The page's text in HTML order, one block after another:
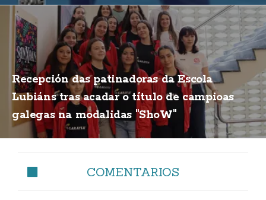
Recepción das patinadoras da Escola
Lubiáns tras acadar o título de campioas
galegas na modalidas "ShoW"
COMENTARIOS